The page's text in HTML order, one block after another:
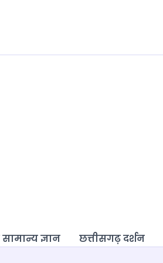
ज्ञान छत्तीसगढ़ दर्शन